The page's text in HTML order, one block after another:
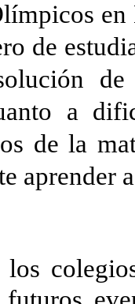
de
de
a
de la
aprender
los